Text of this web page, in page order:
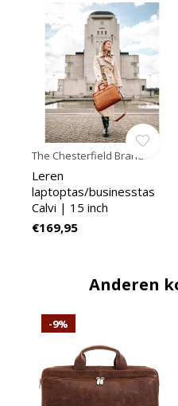
The Chesterfield Brand
Leren
laptoptas/businesstas
Calvi | 15 inch
€169,95
Anderen
-9%